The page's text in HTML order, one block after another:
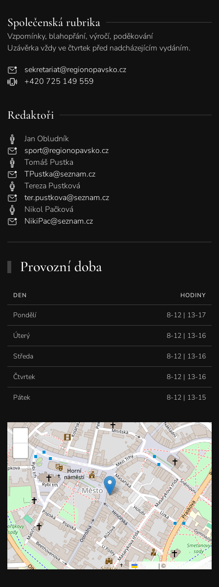
Společenská rubrika
Vzpomínky, blahopřání, výročí, poděkování
Uzávěrka vždy ve čtvrtek před nadcházejícím vydáním.
sekretariat@regionopavsko.cz
+420 725 149 559
Redaktoři
Jan Obludník
sport@regionopavsko.cz
Tomáš Pustka
TPustka@seznam.cz
Tereza Pustková
ter.pustkova@seznam.cz
Nikol Pačková
NikiPac@seznam.cz
Provozní doba
DEN HODINY
Pondělí 8-12 | 13-17
Úterý 8-12 | 13-16
Středa 8-12 | 13-16
Čtvrtek 8-12 | 13-16
Pátek 8-12 | 13-15
Leaflet | © OpenStreetMap